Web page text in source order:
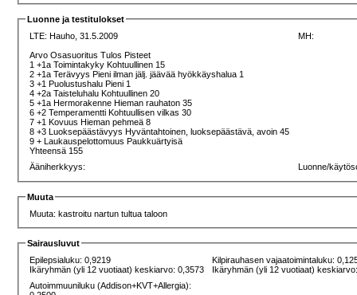
Luonne ja testitulokset
LTE:Hauho, 31.5.2009
Arvo Osasuoritus Tulos Pisteet
1 +1a Toimintakyky Kohtuullinen 15
2 +1a Terävyys Pieni ilman jälj. jäävää hyökkäyshalua 1
3 +1 Puolustushalu Pieni 1
4 +2a Taisteluhalu Kohtuullinen 20
5 +1a Hermorakenne Hieman rauhaton 35
6 +2 Temperamentti Kohtuullisen vilkas 30
7 +1 Kovuus Hieman pehmeä 8
8 +3 Luoksepäästävyys Hyväntahtoinen, luoksepäästävä, avoin 45
9 + Laukauspelottomuus Paukkuärtyisä
Yhteensä 155
MH:
Ääniherkkyys: Luonne/
Muuta
Muuta: kastroitu nartun tultua taloon
Sairausluvut
Epilepsialuku: 0,9219
Ikäryhmän (yli 12 vuotiaat) keskiarvo: 0,3573
Kilpirauhasen vajaatoimintaluku:
Ikäryhmän (yli 12 vuotiaat)
Autoimmuuniluku (Addison+KVT+Allergia):